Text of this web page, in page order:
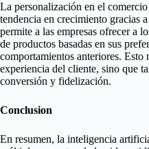
La personalización en el
tendencia en crecimiento gracias
permite a las empresas ofrecer a
de productos basadas en sus
comportamientos anteriores. Esto
experiencia del cliente, sino que
conversión y fidelización.
Conclusion
En resumen, la inteligencia